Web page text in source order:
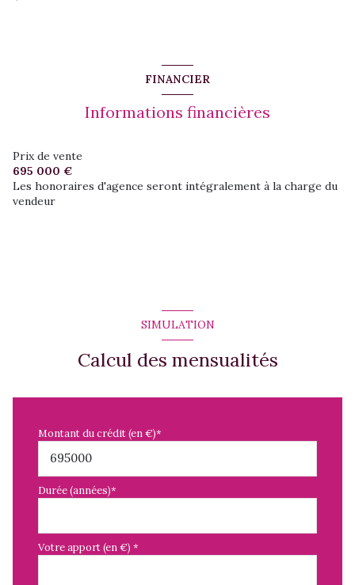
FINANCIER
Informations financières
Prix de vente
695 000 €
Les honoraires d'agence seront intégralement à la charge du
vendeur
SIMULATION
Calcul des mensualités
Montant du crédit (en €)*
Durée (années)*
Votre apport (en €) *